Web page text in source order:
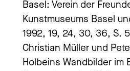
Basel: Verein der
Kunstmuseums Basel
1992, 19, 24, 30, 36, S.
Christian Müller und
Holbeins Wandbilder im